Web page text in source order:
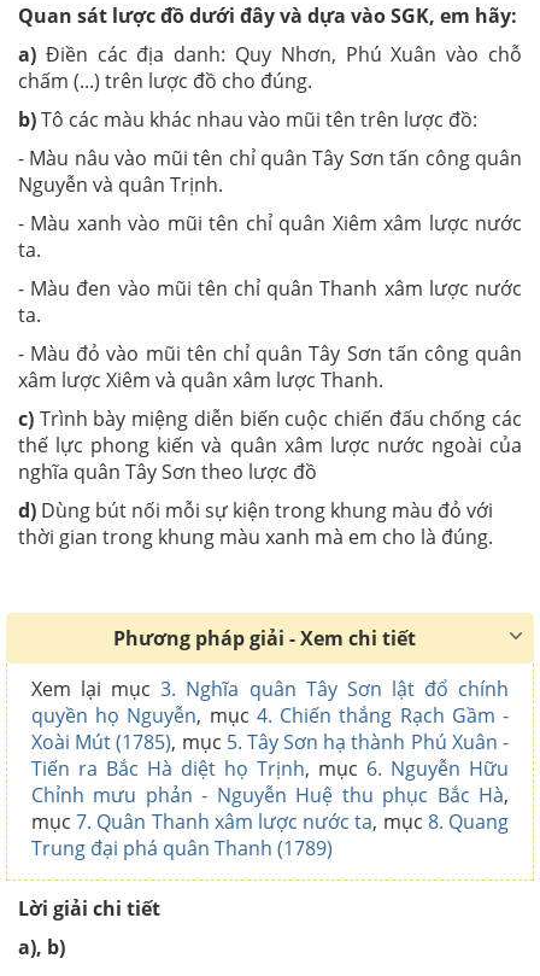
Quan sát lược đồ dưới đây và dựa vào SGK, em hãy:
a) Điền các địa danh: Quy Nhơn, Phú Xuân vào chỗ
chấm (...) trên lược đồ cho đúng.
b)Tô các màu khác nhau vào mũi tên trên lược đồ:
- Màu nâu vào mũi tên chỉ quân Tây Sơn tấn công quân
Nguyễn và quân Trịnh.
- Màu xanh vào mũi tên chỉ quân Xiêm xâm lược nước
ta.
- Màu đen vào mũi tên chỉ quân Thanh xâm lược nước
ta.
- Màu đỏ vào mũi tên chỉ quân Tây Sơn tấn công quân
xâm lược Xiêm và quân xâm lược Thanh.
c) Trình bày miệng diễn biến cuộc chiến đấu chống các
thế lực phong kiến và quân xâm lược nước ngoài của
nghĩa quân Tây Sơn theo lược đồ
d) Dùng bút nối mỗi sự kiện trong khung màu đỏ với
thời gian trong khung màu xanh mà em cho là đúng.
Phương pháp giải - Xem chi tiết
Xem lại mục3. Nghĩa quân Tây Sơn lật đổ chính
quyền họ Nguyễn, mục 4. Chiến thắng Rạch Gầm -
Xoài Mút (1785), mục 5. Tây Sơn hạ thành Phú Xuân -
Tiến ra Bắc Hà diệt họ Trịnh, mục 6. Nguyễn Hữu
Chỉnh mưu phản - Nguyễn Huệ thu phục Bắc Hà,
mục7. Quân Thanh xâm lược nước ta, mục 8. Quang
Trung đại phá quân Thanh (1789)
Lời giải chi tiết
a), b)